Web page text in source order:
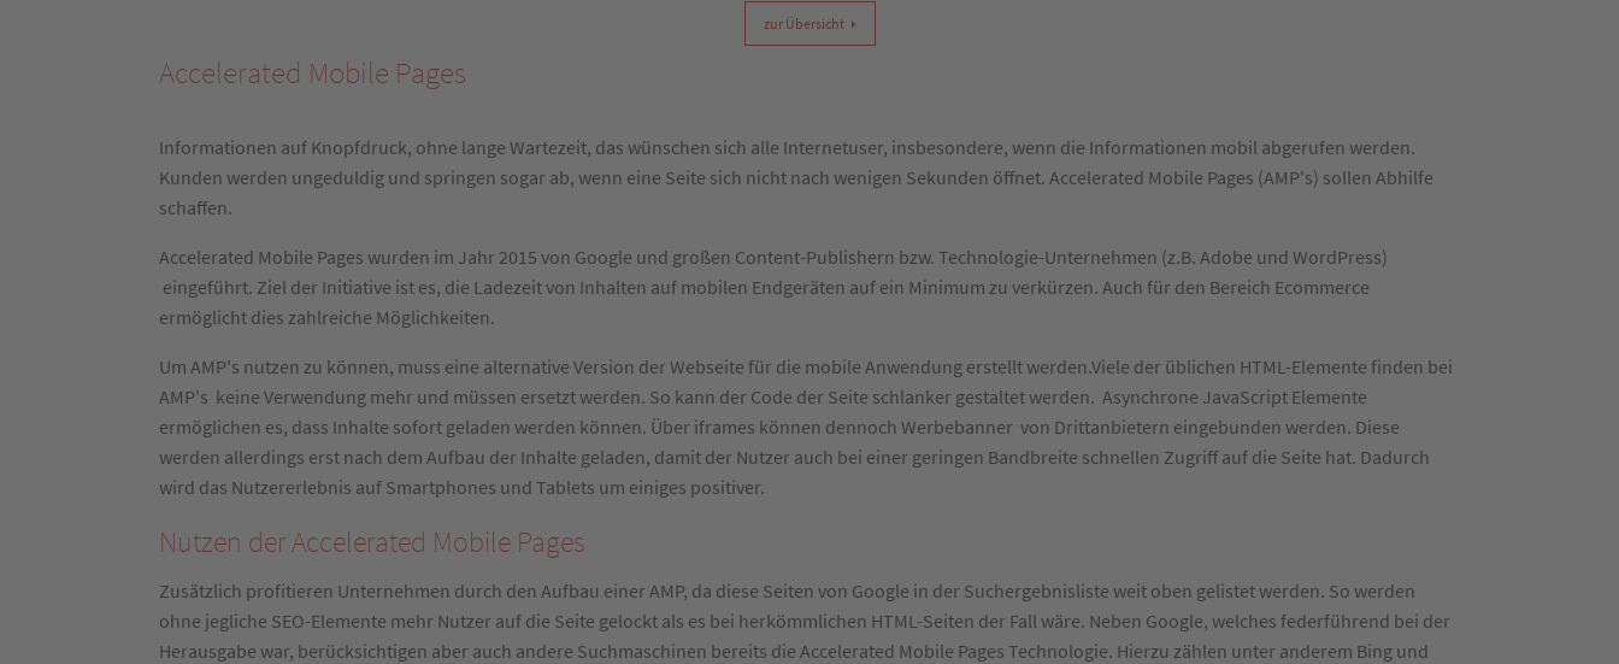
zur Übersicht
Accelerated Mobile Pages
Informationen auf Knopfdruck, ohne lange Wartezeit, das wünschen sich alle Internetuser, insbesondere, wenn die Informationen mobil abgerufen werden.
Kunden werden ungeduldig und springen sogar ab, wenn eine Seite sich nicht nach wenigen Sekunden öffnet. Accelerated Mobile Pages (AMP's) sollen Abhilfe
schaffen.
Accelerated Mobile Pages wurden im Jahr 2015 von Google und großen Content-Publishern bzw. Technologie-Unternehmen (z.B. Adobe und WordPress)
eingeführt. Ziel der Initiative ist es, die Ladezeit von Inhalten auf mobilen Endgeräten auf ein Minimum zu verkürzen. Auch für den Bereich Ecommerce
ermöglicht dies zahlreiche Möglichkeiten.
Um AMP's nutzen zu können, muss eine alternative Version der Webseite für die mobile Anwendung erstellt werden.Viele der üblichen HTML-Elemente finden bei
AMP's keine Verwendung mehr und müssen ersetzt werden. So kann der Code der Seite schlanker gestaltet werden. Asynchrone JavaScript Elemente
ermöglichen es, dass Inhalte sofort geladen werden können. Über iframes können dennoch Werbebanner von Drittanbietern eingebunden werden. Diese
werden allerdings erst nach dem Aufbau der Inhalte geladen, damit der Nutzer auch bei einer geringen Bandbreite schnellen Zugriff auf die Seite hat. Dadurch
wird das Nutzererlebnis auf Smartphones und Tablets um einiges positiver.
Nutzen der Accelerated Mobile Pages
Zusätzlich profitieren Unternehmen durch den Aufbau einer AMP, da diese Seiten von Google in der Suchergebnisliste weit oben gelistet werden. So werden
ohne jegliche SEO-Elemente mehr Nutzer auf die Seite gelockt als es bei herkömmlichen HTML-Seiten der Fall wäre. Neben Google, welches federführend bei der
Herausgabe war, berücksichtigen aber auch andere Suchmaschinen bereits die Accelerated Mobile Pages Technologie. Hierzu zählen unter anderem Bing und